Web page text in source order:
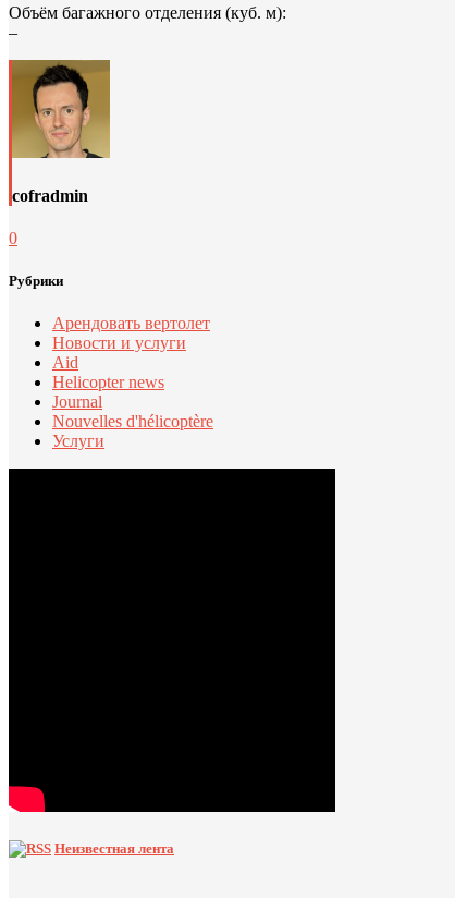
Объём багажного отделения (куб. м):
–
cofradmin
0
Рубрики
Арендовать вертолет
Новости и услуги
Aid
Helicopter news
Journal
Nouvelles d'hélicoptère
Услуги
Неизвестная лента